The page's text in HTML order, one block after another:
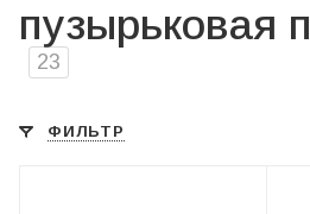
пузырьковая
23
ФИЛЬТР